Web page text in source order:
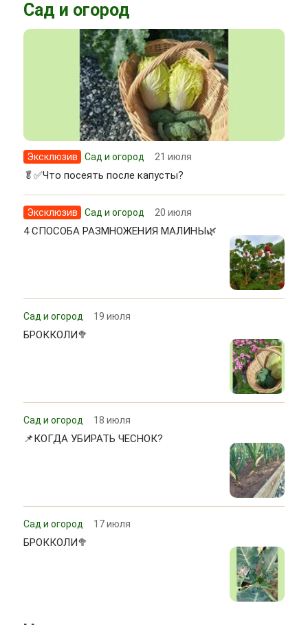
Сад и огород
Эксклюзив Сад и огород 21 июля
🥬✅Что посеять после капусты?
Эксклюзив Сад и огород 20 июля
4 СПОСОБА РАЗМНОЖЕНИЯ МАЛИНЫ🌿
Сад и огород 19 июля
БРОККОЛИ🥦
Сад и огород 18 июля
📌КОГДА УБИРАТЬ ЧЕСНОК?
Сад и огород 17 июля
БРОККОЛИ🥦